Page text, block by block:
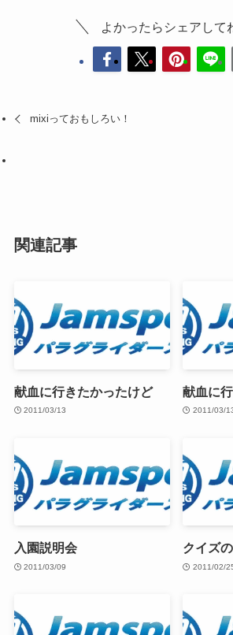
よかったらシェアして
mixiっておもしろい！
関連記事
献血に行きたかったけど
2011/03/13
献血に
2011/03/
入園説明会
2011/03/09
クイズ
2011/02/